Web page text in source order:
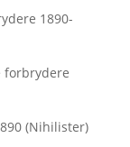
1890-
forbrydere
(Nihilister)